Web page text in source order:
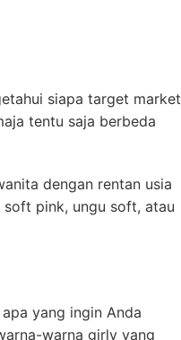
siapa target market
tentu saja berbeda
dengan rentan usia
pink, ungu soft, atau
yang ingin Anda
warna girly yang